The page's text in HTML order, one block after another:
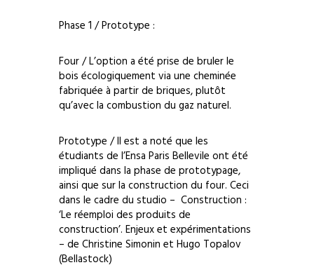
Phase 1 / Prototype :
Four / L’option a été prise de bruler le
bois écologiquement via une cheminée
fabriquée à partir de briques, plutôt
qu’avec la combustion du gaz naturel.
Prototype / Il est a noté que les
étudiants de l’Ensa Paris Bellevile ont été
impliqué dans la phase de prototypage,
ainsi que sur la construction du four. Ceci
dans le cadre du studio – Construction :
‘Le réemploi des produits de
construction’. Enjeux et expérimentations
– de Christine Simonin et Hugo Topalov
(Bellastock)